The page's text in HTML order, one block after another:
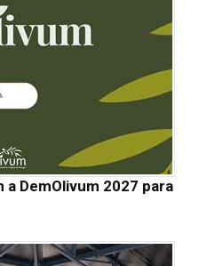
a DemOlivum 2027 para